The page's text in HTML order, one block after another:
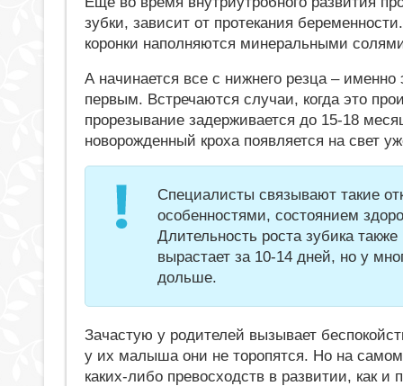
зубки, зависит от протекания
коронки наполняются минеральными
А начинается все с нижнего резца –
первым. Встречаются случаи, когда это
прорезывание задерживается до 15-18
новорожденный кроха появляется на свет
Специалисты связывают такие
особенностями, состоянием
Длительность роста зубика
вырастает за 10-14 дней, но у
дольше.
Зачастую у родителей вызывает
у их малыша они не торопятся. Но на самом
каких-либо превосходств в развитии, как